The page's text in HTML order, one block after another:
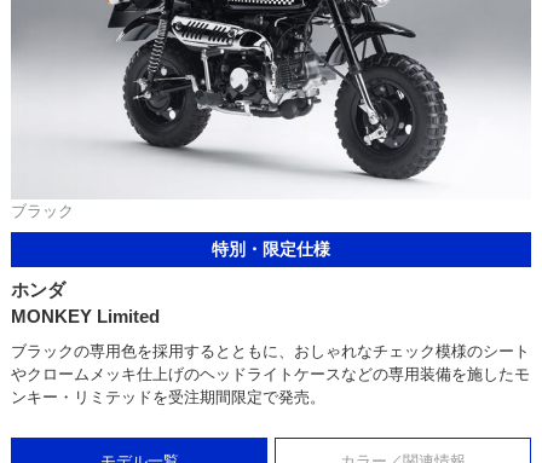
ブラック
特別・限定仕様
ホンダ
MONKEY Limited
ブラックの専用色を採用するとともに、おしゃれなチェック模様のシート
やクロームメッキ仕上げのヘッドライトケースなどの専用装備を施したモ
ンキー・リミテッドを受注期間限定で発売。